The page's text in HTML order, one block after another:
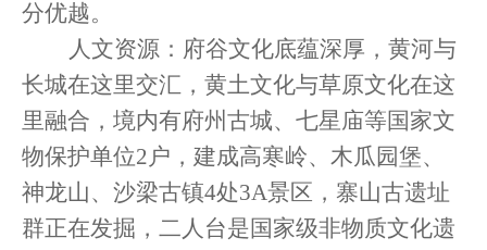
分优越。
人文资源：府谷文化底蕴深厚，黄河与
长城在这里交汇，黄土文化与草原文化在这
里融合，境内有府州古城、七星庙等国家文
物保护单位2户，建成高寒岭、木瓜园堡、
神龙山、沙梁古镇4处3A景区，寨山古遗址
群正在发掘，二人台是国家级非物质文化遗